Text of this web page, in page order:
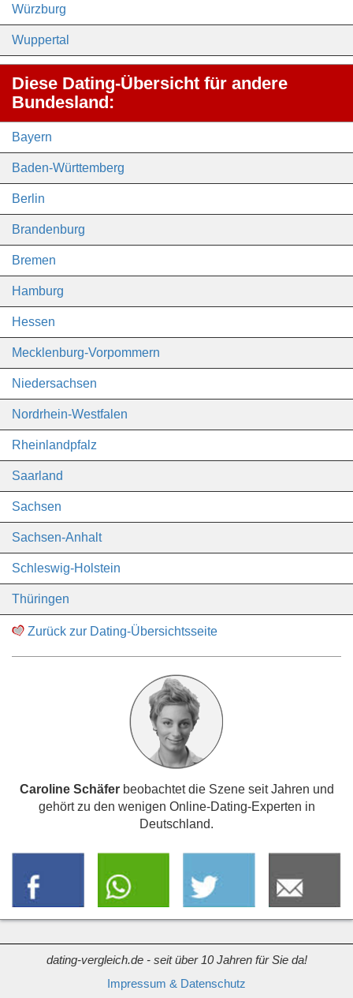
Würzburg
Wuppertal
Diese Dating-Übersicht für andere
Bundesland:
Bayern
Baden-Württemberg
Berlin
Brandenburg
Bremen
Hamburg
Hessen
Mecklenburg-Vorpommern
Niedersachsen
Nordrhein-Westfalen
Rheinlandpfalz
Saarland
Sachsen
Sachsen-Anhalt
Schleswig-Holstein
Thüringen
Zurück zur Dating-Übersichtsseite
Caroline Schäferbeobachtet die Szene seit Jahren und
gehört zu den wenigen Online-Dating-Experten in
Deutschland.
dating-vergleich.de - seit über 10 Jahren für Sie da!
Impressum & Datenschutz